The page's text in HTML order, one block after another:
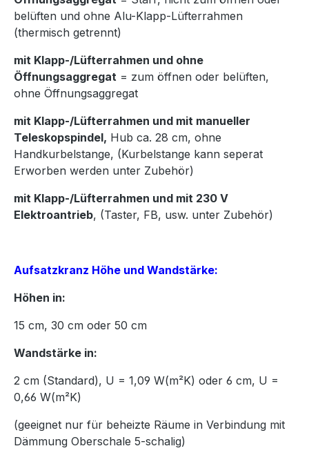
belüften und ohne Alu-Klapp-Lüfterrahmen
(thermisch getrennt)
mit Klapp-/Lüfterrahmen und ohne
Öffnungsaggregat = zum öffnen oder belüften,
ohne Öffnungsaggregat
mit Klapp-/Lüfterrahmen und mit manueller
Teleskopspindel, Hub ca. 28 cm, ohne
Handkurbelstange, (Kurbelstange kann seperat
Erworben werden unter Zubehör)
mit Klapp-/Lüfterrahmen und mit 230 V
Elektroantrieb, (Taster, FB, usw. unter Zubehör)
Aufsatzkranz Höhe und Wandstärke:
Höhen in:
15 cm, 30 cm oder 50 cm
Wandstärke in:
2 cm (Standard), U = 1,09 W(m²K) oder 6 cm, U =
0,66 W(m²K)
(geeignet nur für beheizte Räume in Verbindung mit
Dämmung Oberschale 5-schalig)